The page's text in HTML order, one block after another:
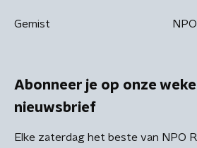
Gemist
Abonneer je op onze
nieuwsbrief
Elke zaterdag het beste van NPO